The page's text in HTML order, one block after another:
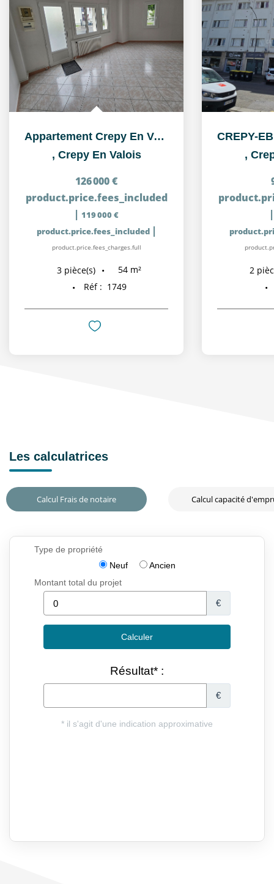
Appartement Crepy En Valois 3 pièce(s) 55.36 m2
, Crepy En Valois
126 000 €
product.price.fees_included
| 119 000 €
product.price.fees_included |
product.price.fees_charges.full
3 pièce(s) 54 m²
Réf : 1749
,
2
Les calculatrices
Calcul Frais de notaire Calcul capacité